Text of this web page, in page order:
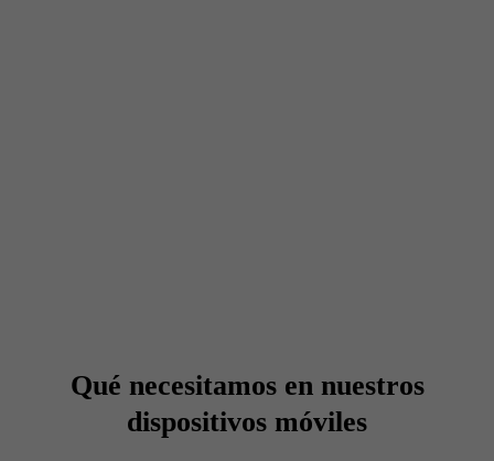
Qué necesitamos en nuestros
dispositivos móviles